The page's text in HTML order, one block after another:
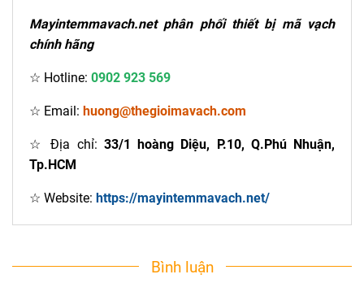
Mayintemmavach.net phân phối thiết bị mã vạch
chính hãng
☆ Hotline: 0902 923 569
☆ Email: huong@thegioimavach.com
☆ Địa chỉ: 33/1 hoàng Diệu, P.10, Q.Phú Nhuận,
Tp.HCM
☆ Website: https://mayintemmavach.net/
Bình luận